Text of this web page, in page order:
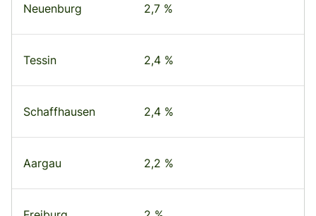
Neuenburg 2,7 %
Tessin 2,4 %
Schaffhausen 2,4 %
Aargau 2,2 %